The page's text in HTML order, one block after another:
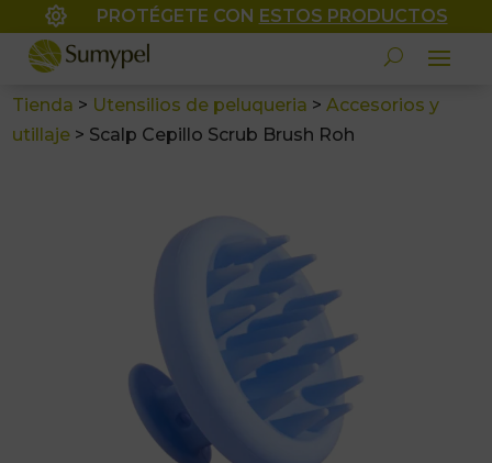
 PROTÉGETE CON ESTOS PRODUCTOS
Tienda > Utensilios de peluqueria >Accesorios y
utillaje > Scalp Cepillo Scrub Brush Roh